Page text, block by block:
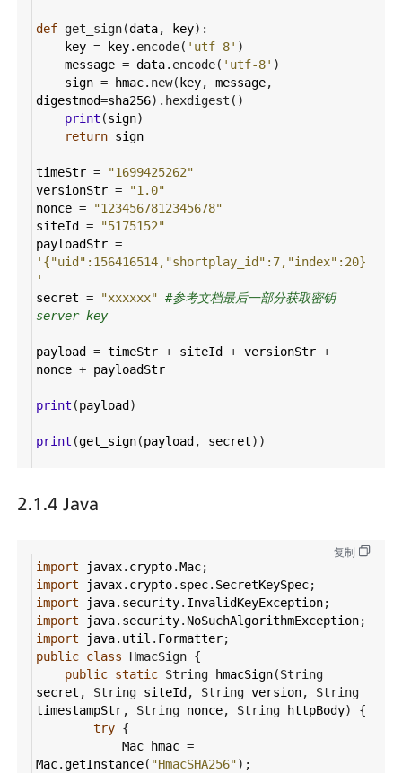
def get_sign(data, key):
key = key. encode( 'utf-8' )
message = data. encode( 'utf-8' )
sign = hmac. new( key, message
digestmod=sha256). hexdigest ()
print (sign)
return sign
timeStr =
"1699425262"
versionStr =
"1.0"
nonce =
"1234567812345678"
siteId
=
"5175152"
payloadStr =
'{"uid":156416514,"shortplay_id":7,"index":20}
'
secret = "xxxxxx" #参考文档最后一部分获取密钥
server key
payload = timeStr + siteId + versionStr +
nonce + payloadStr
print (payload )
print (get_sign(payload , secret))
2.1.4 Java
复制
import javax. crypto.Mac;
import
javax. crypto. spec. SecretKeySpec;
import
java. security. InvalidKeyException;
import
java. security. NoSuchAlgorithmException;
import
java. util . Formatter;
public class HmacSign {
public static String hmacSign(String
secret , String siteId , String version, String
timestampStr, String nonce, String httpBody) {
try {
Mac
hmac =
Mac.getInstance( "HmacSHA256");